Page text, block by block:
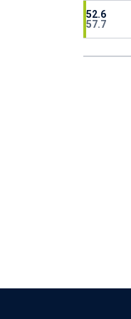
52.6
57.7